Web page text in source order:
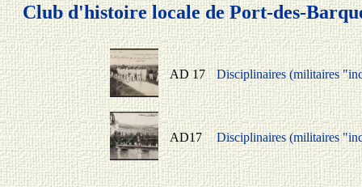
Club d'histoire locale de Port-des-
AD 17 Disciplinaires (militaires
AD17 Disciplinaires (militaires